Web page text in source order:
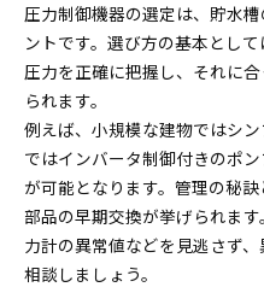
圧力制御機器の選定は、貯水
ントです。選び方の基本とし
圧力を正確に把握し、それに
られます。
例えば、小規模な建物ではシ
ではインバータ制御付きのポ
が可能となります。管理の秘
部品の早期交換が挙げられま
力計の異常値などを見逃さず
相談しましょう。